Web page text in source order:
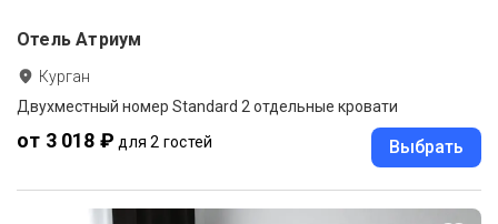
Отель Атриум
Курган
Двухместный номер Standard 2 отдельные кровати
от 3 018 ₽ для 2 гостей Выбрать